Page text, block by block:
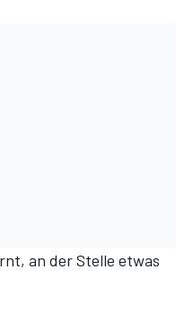
an der Stelle etwas